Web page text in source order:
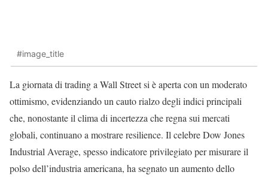
#image_title
La giornata di trading a Wall Street si è aperta con un moderato
ottimismo, evidenziando un cauto rialzo degli indici principali
che, nonostante il clima di incertezza che regna sui mercati
globali, continuano a mostrare resilience. Il celebre Dow Jones
Industrial Average, spesso indicatore privilegiato per misurare il
polso dell’industria americana, ha segnato un aumento dello